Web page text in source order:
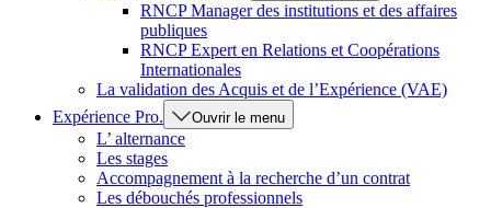
RNCP Manager des institutions et des affaires
publiques
RNCP Expert en Relations et Coopérations
Internationales
La validation des Acquis et de l’Expérience (VAE)
Expérience Pro.
Ouvrir le menu
L’ alternance
Les stages
Accompagnement à la recherche d’un contrat
Les débouchés professionnels